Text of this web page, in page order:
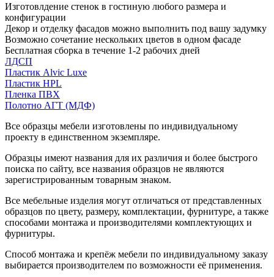
Изготовлдение стенок в гостиную любого размера и
конфигурации
Декор и отделку фасадов можно выполнить под вашу задумку
Возможно сочетание нескольких цветов в одном фасаде
Бесплатная сборка в течение 1-2 рабочих дней
ЛДСП
Пластик Alvic Luxe
Пластик HPL
Пленка ПВХ
Полотно АГТ (МДФ)
Все образцы мебели изготовлены по индивидуальному
проекту в единственном экземпляре.
Образцы имеют названия для их различия и более быстрого
поиска по сайту, все названия образцов не являются
зарегистрированным товарным знаком.
Все мебельные изделия могут отличаться от представленных
образцов по цвету, размеру, комплектации, фурнитуре, а также
способами монтажа и производителями комплектующих и
фурнитуры.
Способ монтажа и крепёж мебели по индивидуальному заказу
выбирается производителем по возможности её применения.